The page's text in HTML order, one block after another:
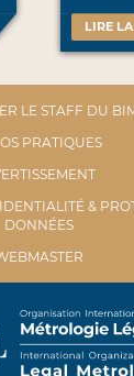
LIRE
LE STAFF DU
PRATIQUES
&
DONNÉES